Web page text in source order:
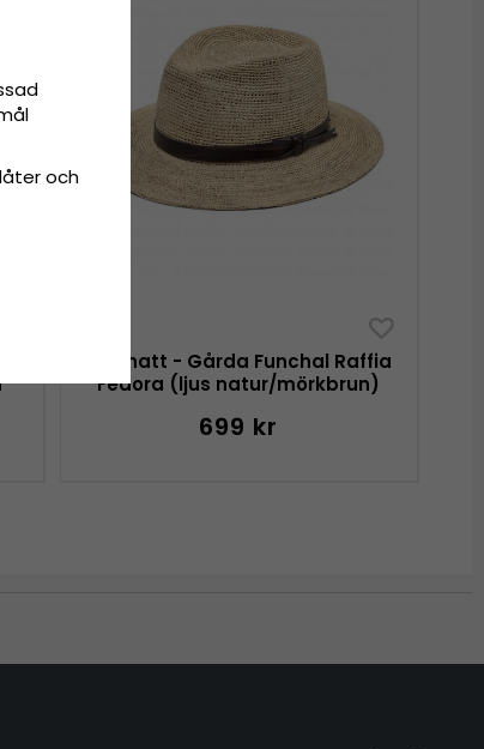
Stråhatt - Gårda Funchal Raffia
Fedora (ljus natur/mörkbrun)
699 kr
och